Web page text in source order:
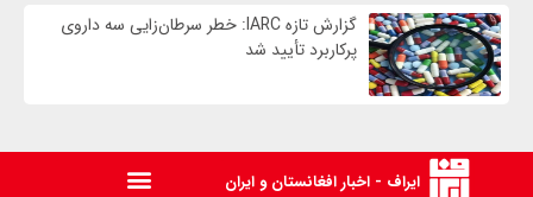
گزارش تازه IARC: خطر سرطان‌زایی سه داروی
پرکاربرد تأیید شد
ایراف - اخبار افغانستان و ایران